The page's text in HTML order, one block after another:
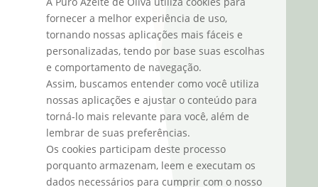
fornecer a melhor experiência de uso,
tornando nossas aplicações mais fáceis e
personalizadas, tendo por base suas escolhas
e comportamento de navegação.
Assim, buscamos entender como você utiliza
nossas aplicações e ajustar o conteúdo para
torná-lo mais relevante para você, além de
lembrar de suas preferências.
Os cookies participam deste processo
porquanto armazenam, leem e executam os
dados necessários para cumprir com o nosso